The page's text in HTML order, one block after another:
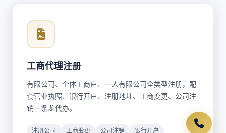
工商代理注册
有限公司、个体工商户、一人有限公司全类型注册，配
套营业执照、银行开户、注册地址、工商变更、公司注
销一条龙代办。
注册公司 工商变更 公司注销 银行开户